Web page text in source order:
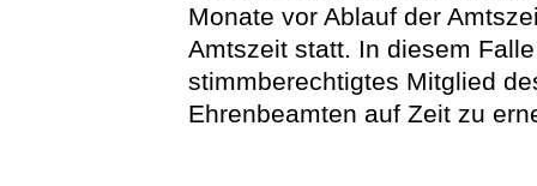
Monate vor Ablauf der
Amtszeit statt. In diesem
stimmberechtigtes Mitglied
Ehrenbeamten auf Zeit zu